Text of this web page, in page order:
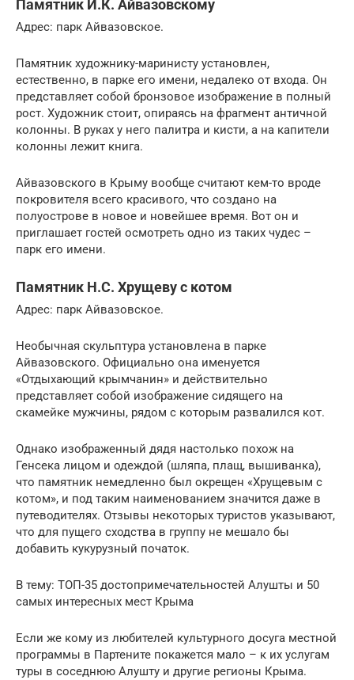
Памятник И.К. Айвазовскому
Адрес: парк Айвазовское.
Памятник художнику-маринисту установлен,
естественно, в парке его имени, недалеко от входа. Он
представляет собой бронзовое изображение в полный
рост. Художник стоит, опираясь на фрагмент античной
колонны. В руках у него палитра и кисти, а на капители
колонны лежит книга.
Айвазовского в Крыму вообще считают кем-то вроде
покровителя всего красивого, что создано на
полуострове в новое и новейшее время. Вот он и
приглашает гостей осмотреть одно из таких чудес –
парк его имени.
Памятник Н.С. Хрущеву с котом
Адрес: парк Айвазовское.
Необычная скульптура установлена в парке
Айвазовского. Официально она именуется
«Отдыхающий крымчанин» и действительно
представляет собой изображение сидящего на
скамейке мужчины, рядом с которым развалился кот.
Однако изображенный дядя настолько похож на
Генсека лицом и одеждой (шляпа, плащ, вышиванка),
что памятник немедленно был окрещен «Хрущевым с
котом», и под таким наименованием значится даже в
путеводителях. Отзывы некоторых туристов указывают,
что для пущего сходства в группу не мешало бы
добавить кукурузный початок.
В тему: ТОП-35 достопримечательностей Алушты и 50
самых интересных мест Крыма
Если же кому из любителей культурного досуга местной
программы в Партените покажется мало – к их услугам
туры в соседнюю Алушту и другие регионы Крыма.